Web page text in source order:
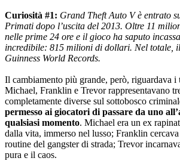
Curiosità #1: Grand Theft Auto V è entrato
Primati dopo l’uscita del 2013. Oltre 11
nelle prime 24 ore e il gioco ha saputo
incredibile: 815 milioni di dollari. Nel totale,
Guinness World Records.
Il cambiamento più grande, però, riguardava i
Michael, Franklin e Trevor rappresentavano
completamente diverse sul sottobosco
permesso ai giocatori di passare da uno
qualsiasi momento. Michael era un ex
dalla vita, immerso nel lusso; Franklin
routine del gangster di strada; Trevor
pura e il caos.